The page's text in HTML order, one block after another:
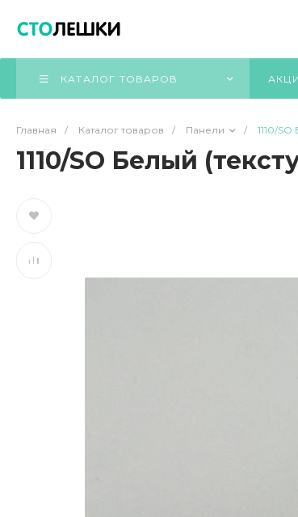
КАТАЛОГ ТОВАРОВ
Главная / Каталог товаров / Панели / 1110/
1110/SO Белый